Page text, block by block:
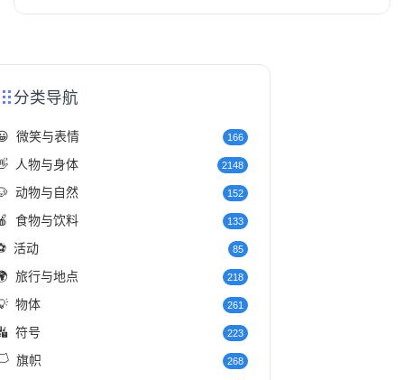
分类导航
微笑与表情 166
人物与身体 2148
动物与自然 152
食物与饮料 133
活动 85
旅行与地点 218
物体 261
符号 223
旗帜 268